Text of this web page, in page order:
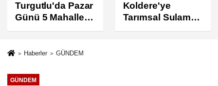
Koldere'ye
Tarımsal Sulama
Desteği
Manisa'da 1.200
Kınalı Keklik
Doğaya Salındı
Haberler GÜNDEM
GÜNDEM